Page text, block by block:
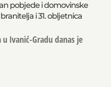
pobjede i domovinske
i 31. obljetnica
Ivanić-Gradu danas je